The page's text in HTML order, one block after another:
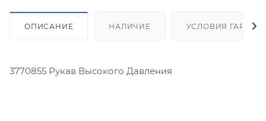
ОПИСАНИЕ НАЛИЧИЕ УСЛОВИЯ
3770855 Рукав Высокого Давления